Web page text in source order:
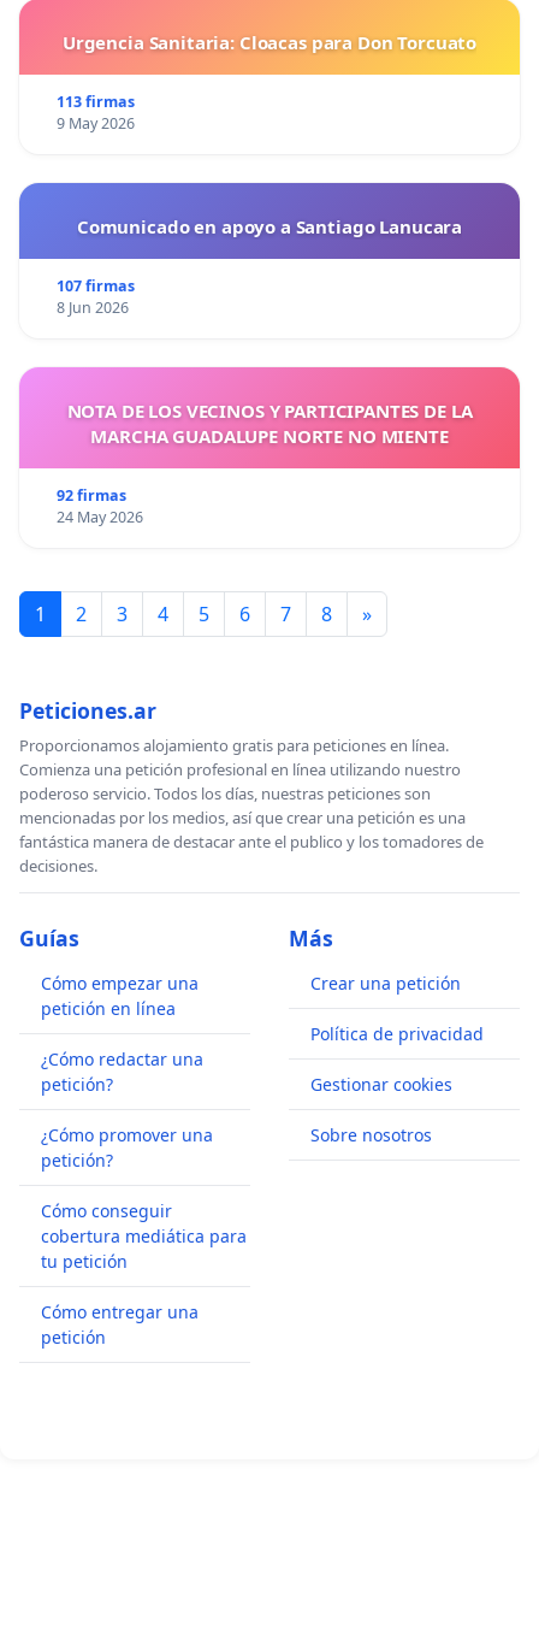
MARCOS LORENZO
LEIRE BILBAO
EUGENIA SANMARTIN
ALBA GONZALEZ
PURA SALCEDA
XIANA ARIAS
ANTONIO ORIHUELA
ANA CIBEIRA
ESTIBALIZ ESPINOSA
CARLOS D´ABREU
MANOLO BACALHAO
FENANDO NAVEIRAS
ENMA COUCEIRO
AL SUIN
MARIA COUCEIRO
PACO PESTANA
DAVID TRASHUMANTE
OLAIA PAZOS
EVA VEIGA
SILVIA PENA
a cargo del líder de la formación viguesa
COPINIy de los músicos de Comando Delta.
OLAIA COCINHA
JAVIER SEMPRUN
ALFREDO VIDAL
TOMAS SALVADOR
VANESA VIDAL
GUNTHER HEINZ
EL COLECTIVO ALGA
ANA GORRIA
FELIPE ZAPICO
EVA VEIGA
Urgencia Sanitaria: Cloacas para Don Torcuato
113 firmas
9 May 2026
Comunicado en apoyo a Santiago Lanucara
107 firmas
8 Jun 2026
NOTA DE LOS VECINOS Y PARTICIPANTES DE LA
MARCHA GUADALUPE NORTE NO MIENTE
92 firmas
24 May 2026
1 2 3 4 5 6 7 8 »
Peticiones.ar
Proporcionamos alojamiento gratis para peticiones en línea.
Comienza una petición profesional en línea utilizando nuestro
poderoso servicio. Todos los días, nuestras peticiones son
mencionadas por los medios, así que crear una petición es una
fantástica manera de destacar ante el publico y los tomadores de
decisiones.
Guías
Cómo empezar una
petición en línea
¿Cómo redactar una
petición?
¿Cómo promover una
petición?
Cómo conseguir
cobertura mediática para
tu petición
Cómo entregar una
petición
Más
Crear una petición
Política de privacidad
Gestionar cookies
Sobre nosotros